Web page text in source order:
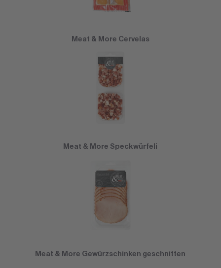
Meat & More Cervelas
Meat & More Speckwürfeli
Meat & More Gewürzschinken geschnitten